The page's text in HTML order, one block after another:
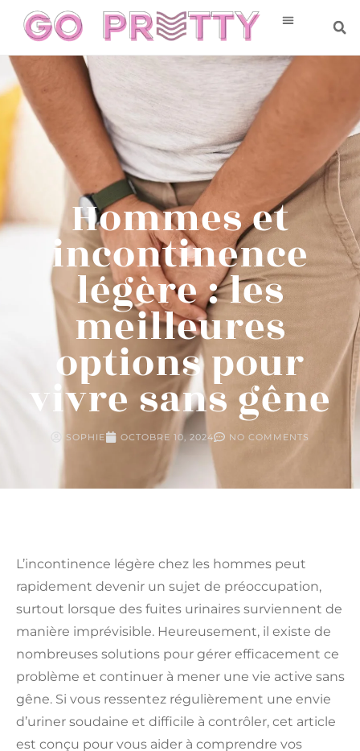
Hommes et
incontinence
légère : les
meilleures
options pour
vivre sans gêne
SOPHIE OCTOBRE 10, 2024 NO COMMENTS
L’incontinence légère chez les hommes peut
rapidement devenir un sujet de préoccupation,
surtout lorsque des fuites urinaires surviennent de
manière imprévisible. Heureusement, il existe de
nombreuses solutions pour gérer efficacement ce
problème et continuer à mener une vie active sans
gêne. Si vous ressentez régulièrement une envie
d’uriner soudaine et difficile à contrôler, cet article
est conçu pour vous aider à comprendre vos